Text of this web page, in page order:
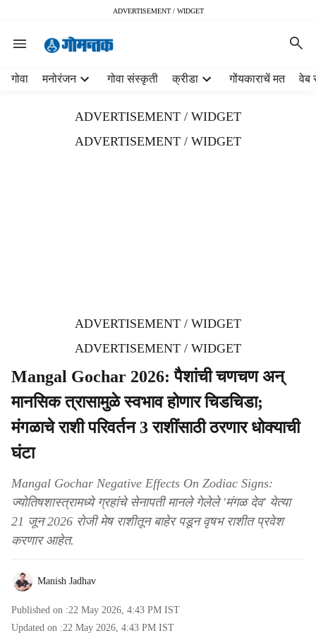
ADVERTISEMENT / WIDGET
गोवा मनोरंजन गोवा संस्कृती क्रीडा गोंयकाराचें मत वेब
ADVERTISEMENT / WIDGET
ADVERTISEMENT / WIDGET
ADVERTISEMENT / WIDGET
ADVERTISEMENT / WIDGET
Mangal Gochar 2026: पैशांची चणचण अन्
मानसिक त्रासामुळे स्वभाव होणार चिडचिडा;
मंगळाचे राशी परिवर्तन 3 राशींसाठी ठरणार धोक्याची
घंटा
Mangal Gochar Negative Effects On Zodiac Signs:
ज्योतिषशास्त्रामध्ये ग्रहांचे सेनापती मानले गेलेले 'मंगळ देव' येत्या
21 जून 2026 रोजी मेष राशीतून बाहेर पडून वृषभ राशीत प्रवेश
करणार आहेत.
Manish Jadhav
Published on :22 May 2026, 4:43 PM IST
Updated on :22 May 2026, 4:43 PM IST